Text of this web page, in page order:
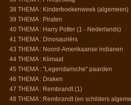
38 THEMA : Kinderboekenweek (algemeen)
39 THEMA : Piraten
40 THEMA : Harry Potter (1 - Nederlands)
41 THEMA : Dinosauriërs
43 THEMA : Noord-Amerikaanse indianen
44 THEMA : Klimaat
45 THEMA : "Legendarische" paarden
46 THEMA : Draken
47 THEMA : Rembrandt (1)
48 THEMA : Rembrandt (en schilders